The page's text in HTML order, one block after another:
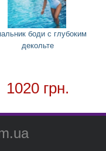
боди с глубоким
декольте
1020 грн.